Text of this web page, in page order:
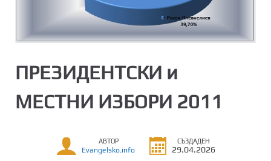
ПРЕЗИДЕНТСКИ и
МЕСТНИ ИЗБОРИ 2011
АВТОР
Evangelsko.info
СЪЗДАДЕН
29.04.2026